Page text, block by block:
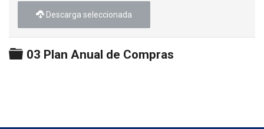
Descarga seleccionada
Carpeta
03 Plan Anual de Compras